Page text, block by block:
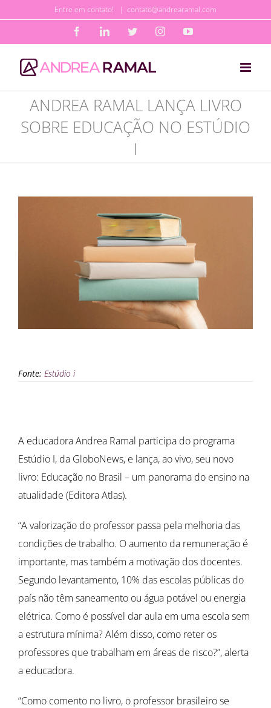
o
conteúdo
Entre em contato! | contato@andrearamal.com
FacebookLinkedInTwitterInstagramYouTube
ANDREA RAMAL LANÇA LIVRO
SOBRE EDUCAÇÃO NO ESTÚDIO
I
Fonte: Estúdio i
A educadora Andrea Ramal participa do programa
Estúdio I, da GloboNews, e lança, ao vivo, seu novo
livro: Educação no Brasil – um panorama do ensino na
atualidade (Editora Atlas).
“A valorização do professor passa pela melhoria das
condições de trabalho. O aumento da remuneração é
importante, mas também a motivação dos docentes.
Segundo levantamento, 10% das escolas públicas do
país não têm saneamento ou água potável ou energia
elétrica. Como é possível dar aula em uma escola sem
a estrutura mínima? Além disso, como reter os
professores que trabalham em áreas de risco?”, alerta
a educadora.
“Como comento no livro, o professor brasileiro se